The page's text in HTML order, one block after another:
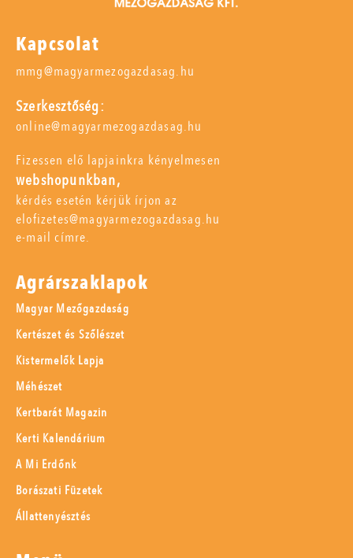
Kapcsolat
mmg@magyarmezogazdasag.hu
Szerkesztőség:
online@magyarmezogazdasag.hu
Fizessen elő lapjainkra kényelmesen
webshopunkban,
kérdés esetén kérjük írjon az
elofizetes@magyarmezogazdasag.hu
e-mail címre.
Agrárszaklapok
Magyar Mezőgazdaság
Kertészet és Szőlészet
Kistermelők Lapja
Méhészet
Kertbarát Magazin
Kerti Kalendárium
A Mi Erdőnk
Borászati Füzetek
Állattenyésztés